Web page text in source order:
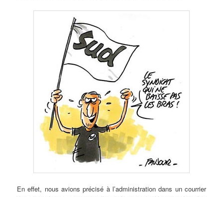
En effet, nous avions précisé à l’administration dans un courrier